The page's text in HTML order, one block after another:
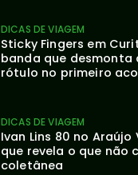
DICAS DE VIAGEM
Sticky Fingers em
banda que desmonta
rótulo no primeiro
DICAS DE VIAGEM
Ivan Lins 80 no Araújo
que revela o que não
coletânea